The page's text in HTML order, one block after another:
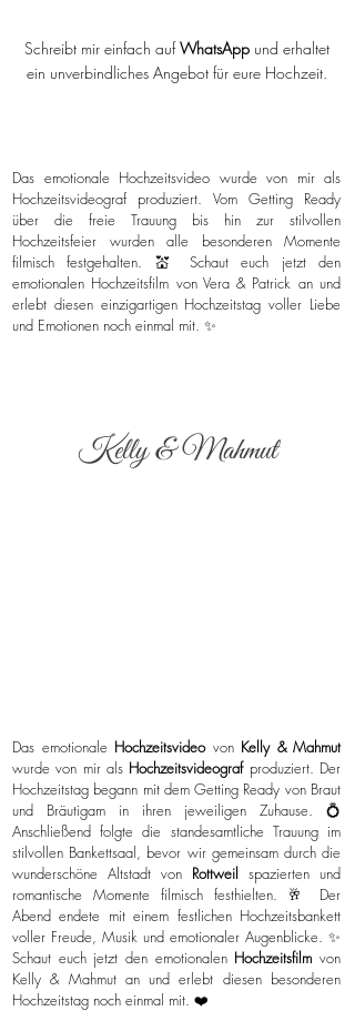
Schreibt mir einfach aufWhatsAppund erhaltet
ein unverbindliches Angebot für eure Hochzeit.
Das emotionale Hochzeitsvideo wurde von mir als
Hochzeitsvideograf produziert. Vom Getting Ready
über die freie Trauung bis hin zur stilvollen
Hochzeitsfeier wurden alle besonderen Momente
filmisch festgehalten. 💒 Schaut euch jetzt den
emotionalen Hochzeitsfilm von Vera & Patrick an und
erlebt diesen einzigartigen Hochzeitstag voller Liebe
und Emotionen noch einmal mit. ✨
Kelly & Mahmut
Das emotionale Hochzeitsvideovon Kelly & Mahmut
wurde von mir als Hochzeitsvideograf produziert. Der
Hochzeitstag begann mit dem Getting Ready von Braut
und Bräutigam in ihren jeweiligen Zuhause. 💍
Anschließend folgte die standesamtliche Trauung im
stilvollen Bankettsaal, bevor wir gemeinsam durch die
wunderschöne Altstadt von Rottweil spazierten und
romantische Momente filmisch festhielten. 🥂 Der
Abend endete mit einem festlichen Hochzeitsbankett
voller Freude, Musik und emotionaler Augenblicke. ✨
Schaut euch jetzt den emotionalen Hochzeitsfilmvon
Kelly & Mahmut an und erlebt diesen besonderen
Hochzeitstag noch einmal mit. ❤️